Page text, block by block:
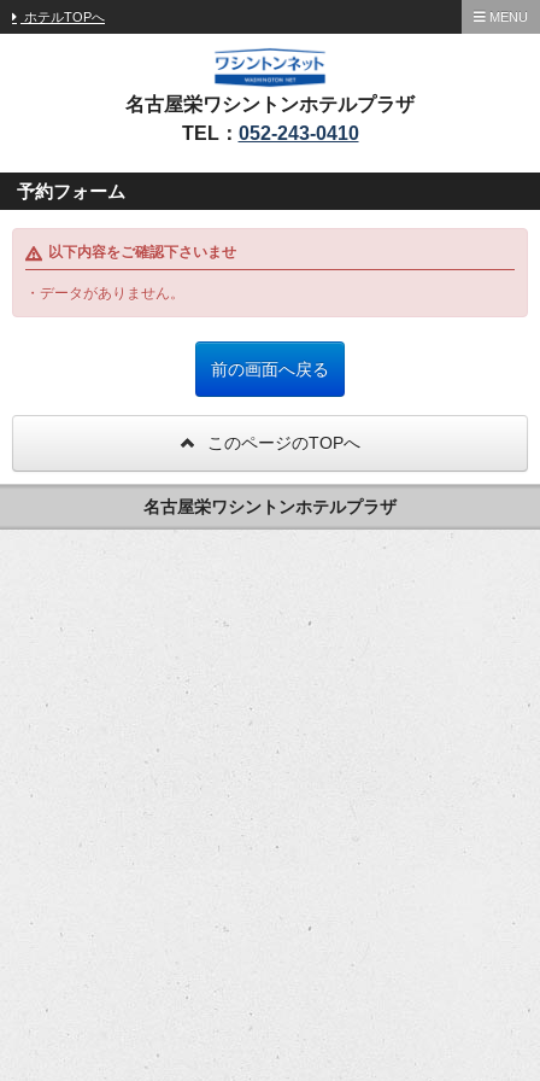
ホテルTOPへ MENU
名古屋栄ワシントンホテルプラザ
TEL： 052-243-0410
予約フォーム
以下内容をご確認下さいませ
・データがありません。
このページのTOPへ
名古屋栄ワシントンホテルプラザ